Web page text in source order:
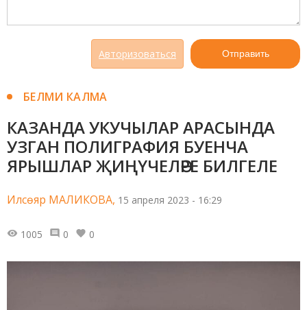
Авторизоваться Отправить
БЕЛМИ КАЛМА
КАЗАНДА УКУЧЫЛАР АРАСЫНДА
УЗГАН ПОЛИГРАФИЯ БУЕНЧА
ЯРЫШЛАР ҖИҢҮЧЕЛӘРЕ БИЛГЕЛЕ
Илсөяр МАЛИКОВА, 15 апреля 2023 - 16:29
1005 0 0